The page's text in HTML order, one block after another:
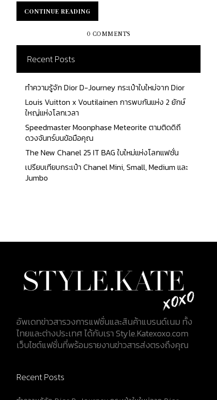
แล้ว Chanel Classic Box With Chain in
Spring/Summer 2020 ซึ่งเจ้ากระเป๋าใบเล็กนี้มาในรูป
ทรงกล่องคลาสสิกขนาด Small ขนาดยาว 8.5 ซม. สูง 11
ซม. และลึก 7 ซม. ทำจากหนัง Lambskin สีดำ พร้อม
สายสะพายโซ่ ฮาร์ดแวร์โลหะสีทอง โด่ดเด่นที่มุกสีทอง
สลักโลโก้ CC ไขว้ ที่นอกจากจะเพิ่มความแพงและ
หรูหราแล้วยังพ่วงด้วยฟังก์ชั่นเป็นตัวสำหรับปรับสาย
สะพายให้ได้ความยาวตามที่ต้องการ Size of Small
Classic Box With Chain ภายในกระเป๋าเป็นช่องโล่งๆ
ที่ก็ต้องยอมรับเลยว่าความเล็กของ Small Classic Box
นั้น เหมาะสำหรับใส่สิ่งของน่ารักๆ อย่างโทรศัพท์มือถือ
เล็ก (แล้วอย่าใส่เผลอ Iphone เชียวละ) เครดิตการ์ดและ
เงินสด มีช่องเล็กๆ ที่ด้านข้างสำหรับใส่ลิปสติก ตัว
กระเป๋าเปิดปิดด้วยซิปคู่ ราคาอยู่ที่ 1,875 ดอลลาร์สหรัฐ
หรือประมาณ 61,500 บาท [caption
id="attachment_7892" align="alignnone"...
CONTINUE READING
CONTINUE READING
0 COMMENTS
Recent Posts
ทำความรู้จัก Dior D-Journey กระเป๋าใบใหม่จาก Dior
Louis Vuitton x Voutilainen การพบกันแห่ง 2 ยักษ์
ใหญ่แห่งโลกเวลา
Speedmaster Moonphase Meteorite ตามติดดิถี
ดวงจันทร์บนข้อมือคุณ
The New Chanel 25 IT BAG ใบใหม่แห่งโลกแฟชั่น
เปรียบเทียบกระเป๋า Chanel Mini, Small, Medium และ
Jumbo
อัพเดทข่าวสารวงการแฟชั่นและสินค้าแบรนด์เนม ทั้ง
ไทยและต่างประเทศ ได้กับเรา Style.Katexoxo.com
เว็บไซต์แฟชั่นที่พร้อมรายงานข่าวสารส่งตรงถึงคุณ
Recent Posts